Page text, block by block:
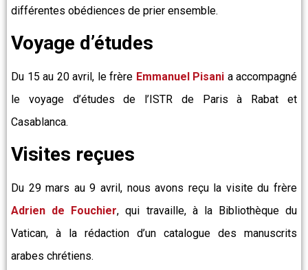
différentes obédiences de prier ensemble.
Voyage d’études
Du 15 au 20 avril, le frère Emmanuel Pisani a accompagné
le voyage d’études de l’ISTR de Paris à Rabat et
Casablanca.
Visites reçues
Du 29 mars au 9 avril, nous avons reçu la visite du frère
Adrien de Fouchier, qui travaille, à la Bibliothèque du
Vatican, à la rédaction d’un catalogue des manuscrits
arabes chrétiens.